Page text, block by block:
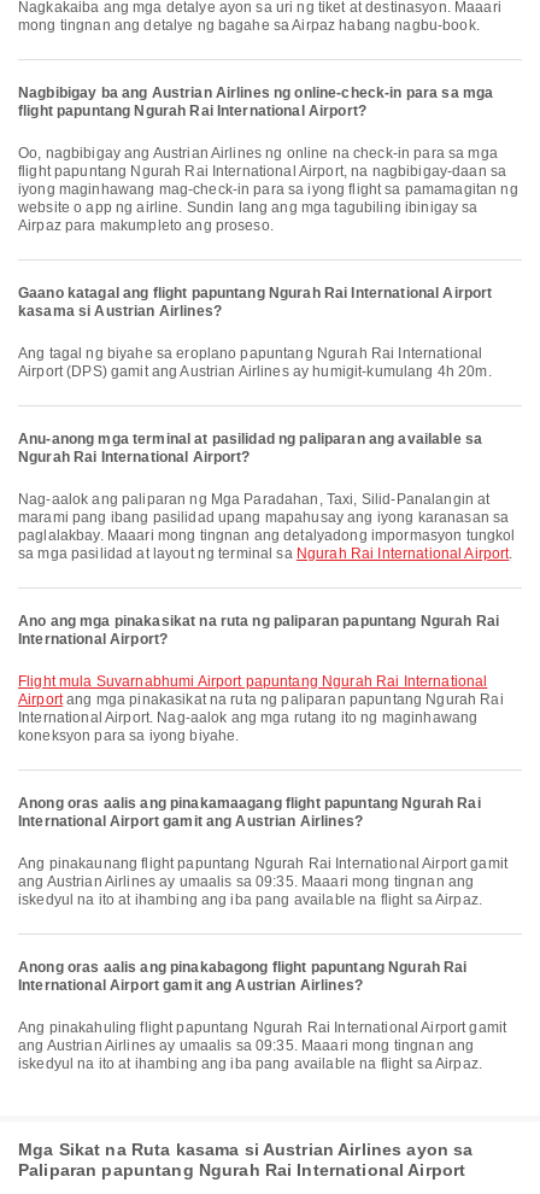
Nagkakaiba ang mga detalye ayon sa uri ng tiket at destinasyon. Maaari
mong tingnan ang detalye ng bagahe sa Airpaz habang nagbu-book.
Nagbibigay ba ang Austrian Airlines ng online-check-in para sa mga
flight papuntang Ngurah Rai International Airport?
Oo, nagbibigay ang Austrian Airlines ng online na check-in para sa mga
flight papuntang Ngurah Rai International Airport, na nagbibigay-daan sa
iyong maginhawang mag-check-in para sa iyong flight sa pamamagitan ng
website o app ng airline. Sundin lang ang mga tagubiling ibinigay sa
Airpaz para makumpleto ang proseso.
Gaano katagal ang flight papuntang Ngurah Rai International Airport
kasama si Austrian Airlines?
Ang tagal ng biyahe sa eroplano papuntang Ngurah Rai International
Airport (DPS) gamit ang Austrian Airlines ay humigit-kumulang 4h 20m.
Anu-anong mga terminal at pasilidad ng paliparan ang available sa
Ngurah Rai International Airport?
Nag-aalok ang paliparan ng Mga Paradahan, Taxi, Silid-Panalangin at
marami pang ibang pasilidad upang mapahusay ang iyong karanasan sa
paglalakbay. Maaari mong tingnan ang detalyadong impormasyon tungkol
sa mga pasilidad at layout ng terminal sa Ngurah Rai International Airport.
Ano ang mga pinakasikat na ruta ng paliparan papuntang Ngurah Rai
International Airport?
flight mula Suvarnabhumi Airport papuntang Ngurah Rai International
Airportang mga pinakasikat na ruta ng paliparan papuntang Ngurah Rai
International Airport. Nag-aalok ang mga rutang ito ng maginhawang
koneksyon para sa iyong biyahe.
Anong oras aalis ang pinakamaagang flight papuntang Ngurah Rai
International Airport gamit ang Austrian Airlines?
Ang pinakaunang flight papuntang Ngurah Rai International Airport gamit
ang Austrian Airlines ay umaalis sa 09:35. Maaari mong tingnan ang
iskedyul na ito at ihambing ang iba pang available na flight sa Airpaz.
Anong oras aalis ang pinakabagong flight papuntang Ngurah Rai
International Airport gamit ang Austrian Airlines?
Ang pinakahuling flight papuntang Ngurah Rai International Airport gamit
ang Austrian Airlines ay umaalis sa 09:35. Maaari mong tingnan ang
iskedyul na ito at ihambing ang iba pang available na flight sa Airpaz.
Mga Sikat na Ruta kasama si Austrian Airlines ayon sa
Paliparan papuntang Ngurah Rai International Airport